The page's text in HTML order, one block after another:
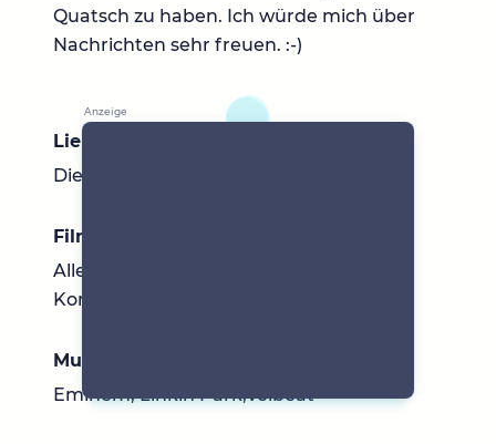
Quatsch zu haben. Ich würde mich über
Nachrichten sehr freuen. :-)
Lieblingsbücher
Die Mitternachtsbibliothek
Filme & Serien
Alle mit Tom Hanks, Horrorfilme,
Komödien,Thriller
Musik
Eminem, Linkin Park,Volbeat